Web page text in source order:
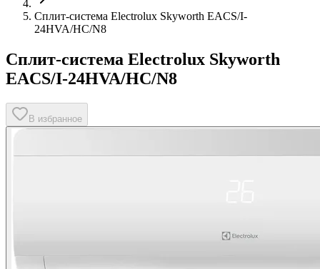
Сплит-система Electrolux Skyworth EACS/I-
24HVA/HC/N8
Сплит-система Electrolux Skyworth
EACS/I-24HVA/HC/N8
В избранное